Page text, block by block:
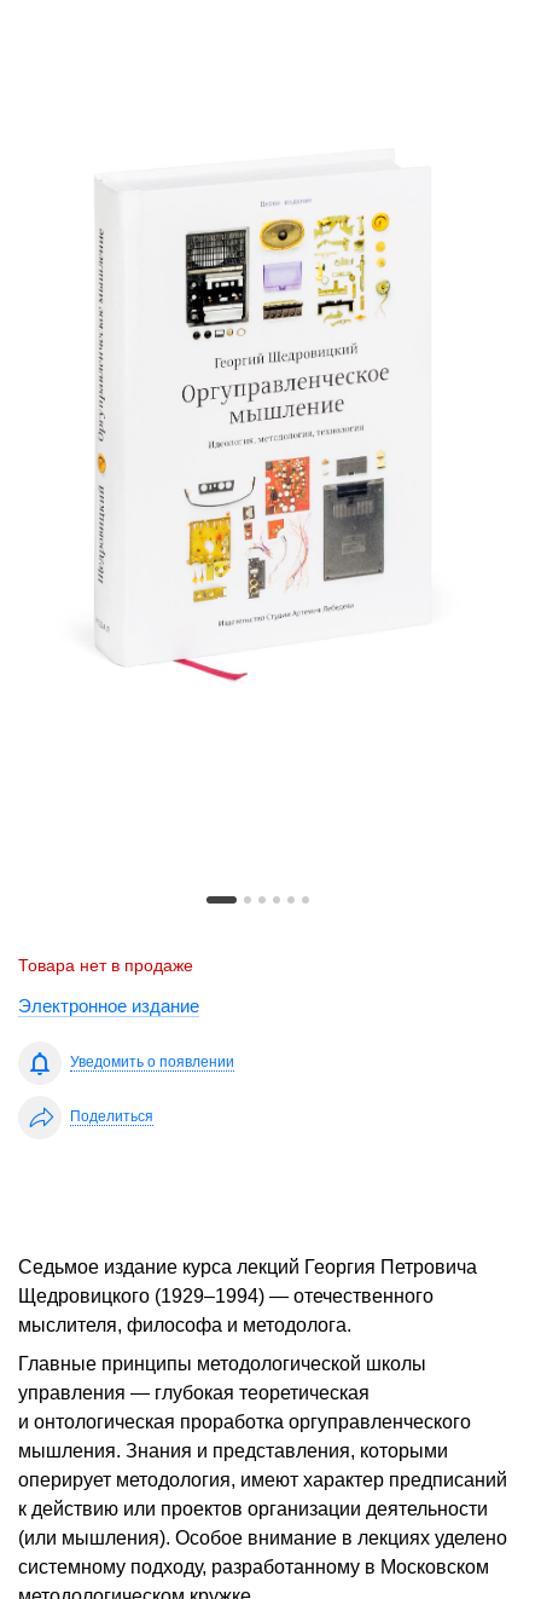
Товара нет в продаже
Электронное издание
Уведомить о появлении
Поделиться
Седьмое издание курса лекций Георгия Петровича
Щедровицкого (1929–1994) — отечественного
мыслителя, философа и методолога.
Главные принципы методологической школы
управления — глубокая теоретическая
и онтологическая проработка оргуправленческого
мышления. Знания и представления, которыми
оперирует методология, имеют характер предписаний
к действию или проектов организации деятельности
(или мышления). Особое внимание в лекциях уделено
системному подходу, разработанному в Московском